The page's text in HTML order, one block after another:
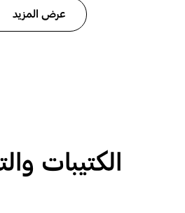
عرض المزيد
الكتيبات